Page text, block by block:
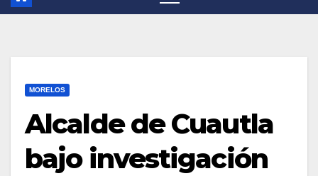
MORELOS
Alcalde de Cuautla
bajo investigación